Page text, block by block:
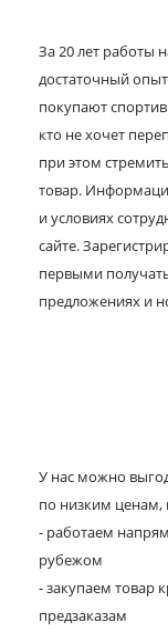
За 20 лет работы
достаточный
покупают
кто не хочет
при этом
товар.
и условиях
сайте.
первыми
предложениях и
У нас можно
по низким ценам,
- работаем
рубежом
- закупаем товар
предзаказам